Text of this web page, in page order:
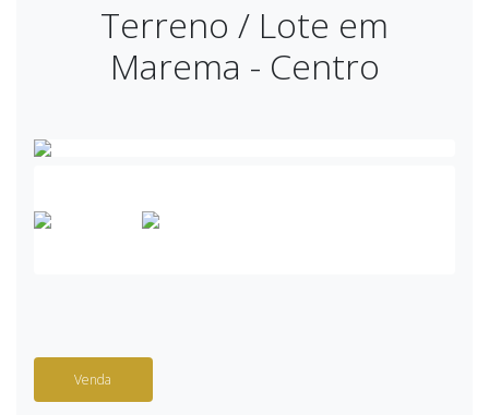
Terreno / Lote em
Marema - Centro
Venda